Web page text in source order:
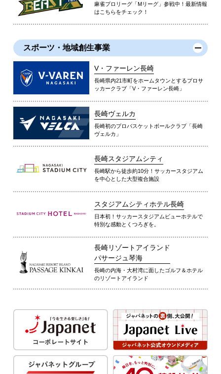
麻雀プロリーグ「Mリーグ」参戦中！最新情報
はこちらをチェック！
スポーツ・地域創生事業
V・ファーレン長崎
長崎県内21市町をホームタウンとするプロサ
ッカークラブ「V・ファーレン長崎」
長崎ヴェルカ
長崎初のプロバスケットボールクラブ「長崎
ヴェルカ」
長崎スタジアムシティ
長崎駅から徒歩約10分！サッカースタジアム
を中心とした大型複合施設
スタジアムシティホテル長崎
日本初！サッカースタジアムビューホテルで
特別な感動とくつろぎを。
長崎リゾートアイランド
パサージュ琴海
長崎の内海・大村湾に面したゴルフ＆ホテル
のリゾートアイランド